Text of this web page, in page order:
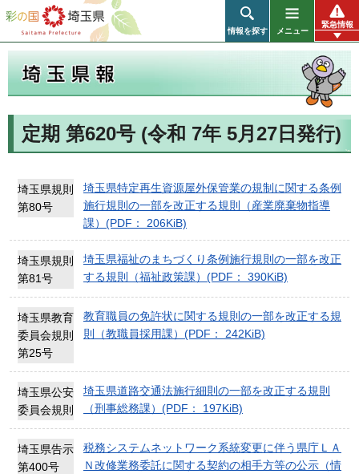
彩の国 埼玉県
情報を探す メニュー
緊急情報
定期 第620号 (令和 7年 5月27日発行)
埼玉県規則
第80号
埼玉県特定再生資源屋外保管業の規制に関する条例
施行規則の一部を改正する規則（産業廃棄物指導
課）(PDF： 206KiB)
埼玉県規則
第81号
埼玉県福祉のまちづくり条例施行規則の一部を改正
する規則（福祉政策課）(PDF： 390KiB)
埼玉県教育
委員会規則
第25号
教育職員の免許状に関する規則の一部を改正する規
則（教職員採用課）(PDF： 242KiB)
埼玉県公安
委員会規則
埼玉県道路交通法施行細則の一部を改正する規則
（刑事総務課）(PDF： 197KiB)
埼玉県告示
第400号
税務システムネットワーク系統変更に伴う県庁ＬＡ
Ｎ改修業務委託に関する契約の相手方等の公示（情